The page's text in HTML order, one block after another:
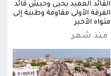
القائد العميد يحيى وحيش قائد
الفرقة الأولى مقاومة وطنية إلى
مثواه الأخير
منذ شهر